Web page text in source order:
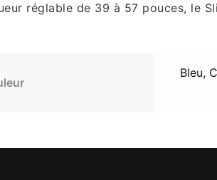
réglable de 39 à 57 pouces, le
Bleu,